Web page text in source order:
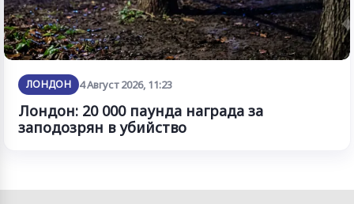
ЛОНДОН 4 Август 2026, 11:23
Лондон: 20 000 паунда награда за
заподозрян в убийство